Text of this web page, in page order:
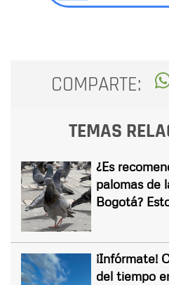
COMPARTE:
TEMAS
¿Es
palomas de
Bogotá?
¡Infórmate!
del tiempo